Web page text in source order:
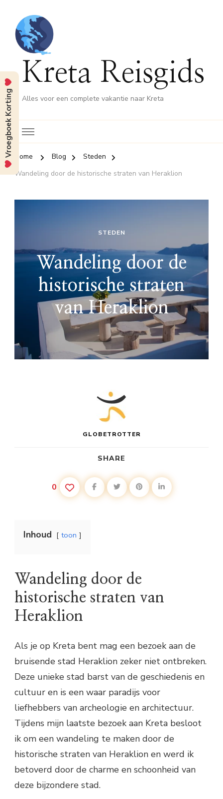
Kreta Reisgids
Alles voor een complete vakantie naar Kreta
Home Blog
Steden
Wandeling door de historische straten van Heraklion
STEDEN
Wandeling door de
historische straten
van Heraklion
GLOBETROTTER
SHARE
0
Inhoud toon
Wandeling door de
historische straten van
Heraklion
Als je op Kreta bent mag een bezoek aan de
bruisende stad Heraklion zeker niet ontbreken.
Deze unieke stad barst van de geschiedenis en
cultuur en is een waar paradijs voor
liefhebbers van archeologie en architectuur.
Tijdens mijn laatste bezoek aan Kreta besloot
ik om een wandeling te maken door de
historische straten van Heraklion en werd ik
betoverd door de charme en schoonheid van
deze bijzondere stad.
Vroegboek Korting